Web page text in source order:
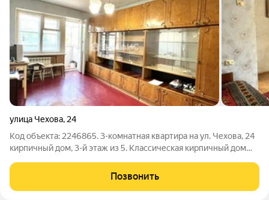
улица Чехова, 24
Код объекта: 2246865. 3-комнатная квартира на ул. Чехова, 24
кирпичный дом, 3-й этаж из 5. Классическая кирпичный дом
планировкой. Внутри три изолированные комнаты: 19,63 + 11,31
+ 10,51 м
Позвонить